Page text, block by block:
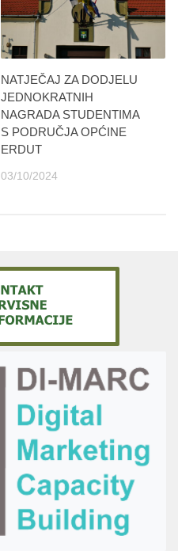
NATJEČAJ ZA DODJELU
JEDNOKRATNIH
NAGRADA STUDENTIMA
S PODRUČJA OPĆINE
ERDUT
03/10/2024